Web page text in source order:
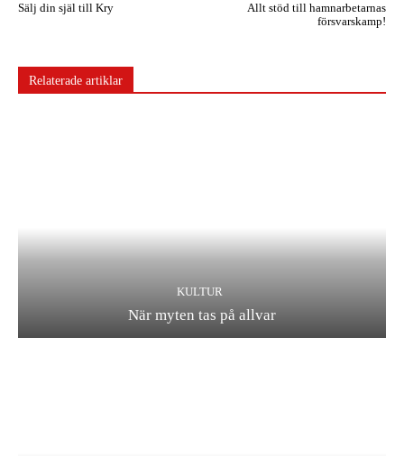
Sälj din själ till Kry
Allt stöd till hamnarbetarnas
försvarskamp!
Relaterade artiklar
KULTUR
När myten tas på allvar